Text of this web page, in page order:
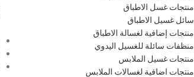
منتجات غسل الاطباق
سائل غسيل الاطباق
منتجات إضافية لغسالة الاطباق
منظفات سائلة للغسيل اليدوي
منتجات غسيل الملابس
منتجات اضافية لغسالات الملابس